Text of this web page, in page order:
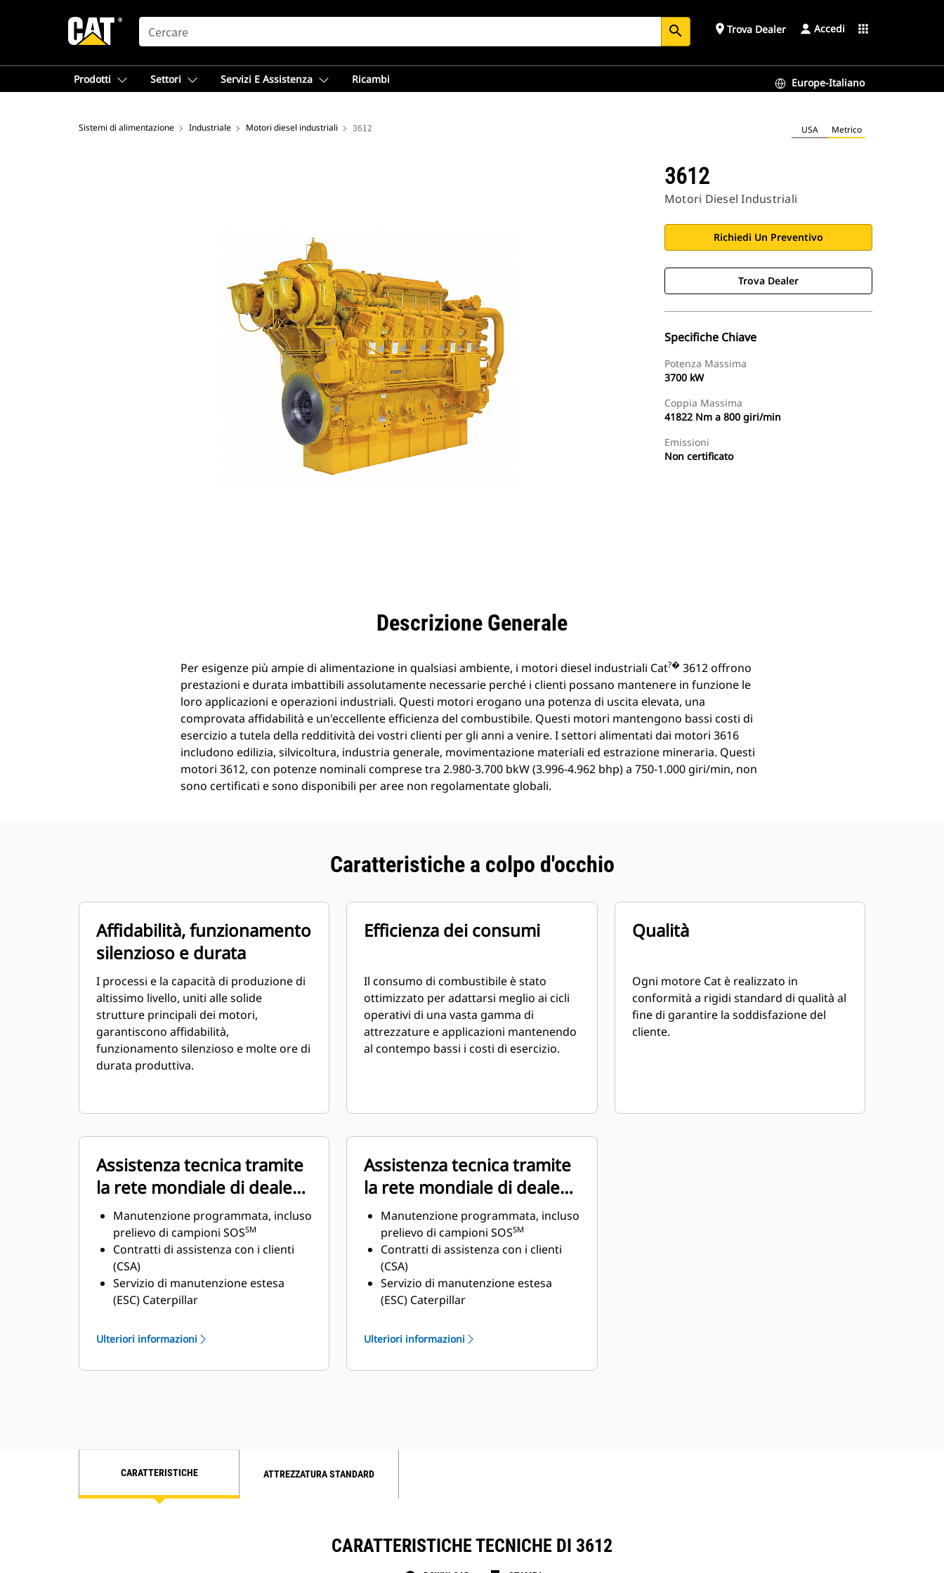
SEARCH search place Trova Dealer Accedi apps
Prodotti Settori Servizi E Assistenza Ricambi Europe-Italiano
Sistemi di alimentazione Industriale Motori diesel industriali 3612 USA Metrico
3612
Motori Diesel Industriali
Richiedi Un Preventivo
Trova Dealer
Specifiche Chiave
Potenza Massima
3700 kW
Coppia Massima
41822 Nm a 800 giri/min
Emissioni
Non certificato
Descrizione Generale
Per esigenze più ampie di alimentazione in qualsiasi ambiente, i motori diesel industriali Cat?� 3612 offrono
prestazioni e durata imbattibili assolutamente necessarie perché i clienti possano mantenere in funzione le
loro applicazioni e operazioni industriali. Questi motori erogano una potenza di uscita elevata, una
comprovata affidabilità e un'eccellente efficienza del combustibile. Questi motori mantengono bassi costi di
esercizio a tutela della redditività dei vostri clienti per gli anni a venire. I settori alimentati dai motori 3616
includono edilizia, silvicoltura, industria generale, movimentazione materiali ed estrazione mineraria. Questi
motori 3612, con potenze nominali comprese tra 2.980-3.700 bkW (3.996-4.962 bhp) a 750-1.000 giri/min, non
sono certificati e sono disponibili per aree non regolamentate globali.
Caratteristiche a colpo d'occhio
Affidabilità, funzionamento
silenzioso e durata
I processi e la capacità di produzione di
altissimo livello, uniti alle solide
strutture principali dei motori,
garantiscono affidabilità,
funzionamento silenzioso e molte ore di
durata produttiva.
Efficienza dei consumi
Il consumo di combustibile è stato
ottimizzato per adattarsi meglio ai cicli
operativi di una vasta gamma di
attrezzature e applicazioni mantenendo
al contempo bassi i costi di esercizio.
Qualità
Ogni motore Cat è realizzato in
conformità a rigidi standard di qualità al
fine di garantire la soddisfazione del
cliente.
Assistenza tecnica tramite
la rete mondiale di dealer
CatManutenzione programmata, incluso
prelievo di campioni SOSSM
Contratti di assistenza con i clienti
(CSA)
Servizio di manutenzione estesa
(ESC) Caterpillar
superiore
programma Cat Industrial Service
Ulteriori informazioni
Assistenza tecnica tramite
la rete mondiale di dealer
CatManutenzione programmata, incluso
prelievo di campioni SOSSM
Contratti di assistenza con i clienti
(CSA)
Servizio di manutenzione estesa
(ESC) Caterpillar
superiore
programma Cat Industrial Service
Ulteriori informazioni
CARATTERISTICHE ATTREZZATURA STANDARD
CARATTERISTICHE TECNICHE DI 3612